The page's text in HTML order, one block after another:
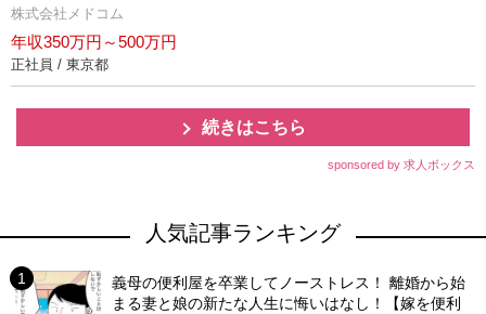
株式会社メドコム
年収350万円～500万円
正社員 / 東京都
続きはこちら
sponsored by 求人ボックス
人気記事ランキング
義母の便利屋を卒業してノーストレス！ 離婚から始
まる妻と娘の新たな人生に悔いはなし！【嫁を便利